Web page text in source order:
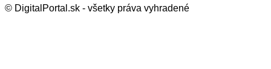
© DigitalPortal.sk - všetky práva vyhradené